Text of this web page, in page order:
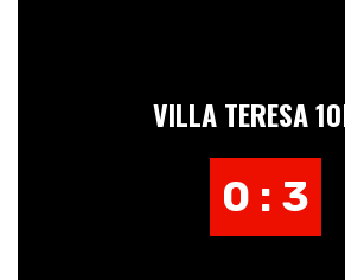
VILLA TERESA
0 : 3